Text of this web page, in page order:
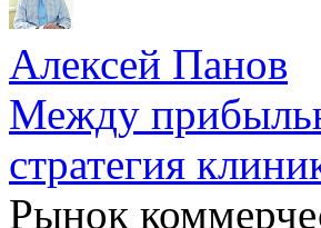
Алексей Панов
Между
стратегия
Рынок